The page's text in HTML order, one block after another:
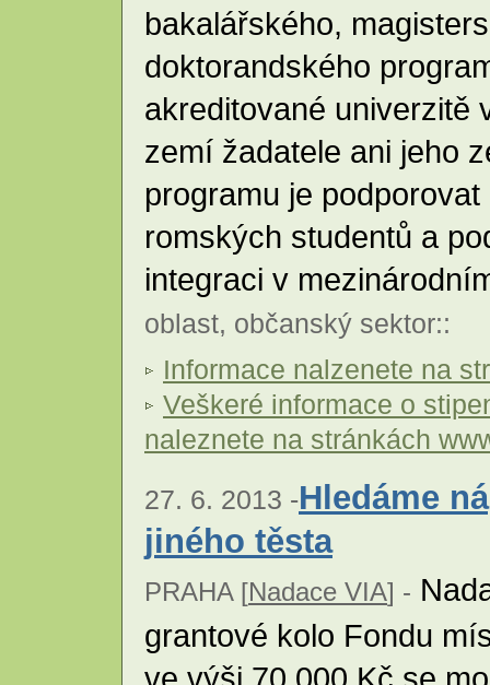
bakalářského,
doktorandského
akreditované univerzitě
zemí žadatele ani jeho
programu je
romských studentů a
integraci v
oblast, občanský sektor::
Informace nalzenete na
Veškeré informace o
naleznete na stránkách
27. 6. 2013 -Hledáme
jiného těsta
PRAHA [Nadace VIA] -
grantové kolo Fondu
ve výši 70 000 Kč se